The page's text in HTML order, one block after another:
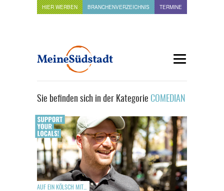
HIER WERBEN BRANCHENVERZEICHNIS TERMINE
Sie befinden sich in der Kategorie COMEDIAN
AUF EIN KÖLSCH MIT...